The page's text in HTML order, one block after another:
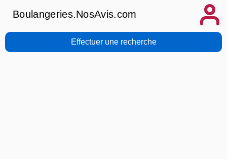
Boulangeries.NosAvis.com
Effectuer une recherche